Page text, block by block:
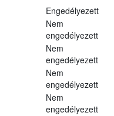
Engedélyezett
Nem
engedélyezett
Nem
engedélyezett
Nem
engedélyezett
Nem
engedélyezett